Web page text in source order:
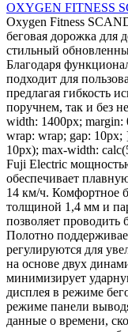
OXYGEN FITNESS
Oxygen Fitness
беговая дорожка для
стильный
Благодаря
подходит для
предлагая гибкость
поручнем, так и без
width: 1400px;
wrap: wrap; gap:
10px); max-width:
Fuji Electric
обеспечивает
14 км/ч. Комфортное
толщиной 1,4 мм и
позволяет
Полотно
регулируются для
на основе двух
минимизирует
дисплея в режиме
режиме панели
данные о времени,